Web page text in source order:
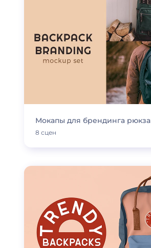
Мокапы для брендинга
8 сцен